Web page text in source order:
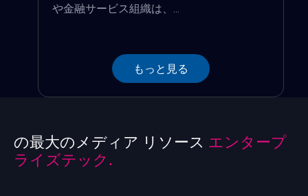
や金融サービス組織は、...
もっと見る
の最大のメディア リソース エンタープ
ライズテック.